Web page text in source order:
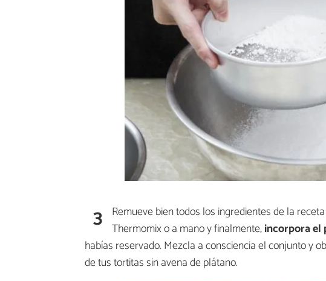
3 Remueve bien todos los ingredientes de la
Thermomix o a mano y finalmente,incorpora el
habías reservado. Mezcla a consciencia el conjunto y
de tus tortitas sin avena de plátano.